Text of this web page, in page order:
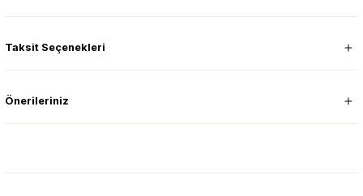
Taksit Seçenekleri
Önerileriniz